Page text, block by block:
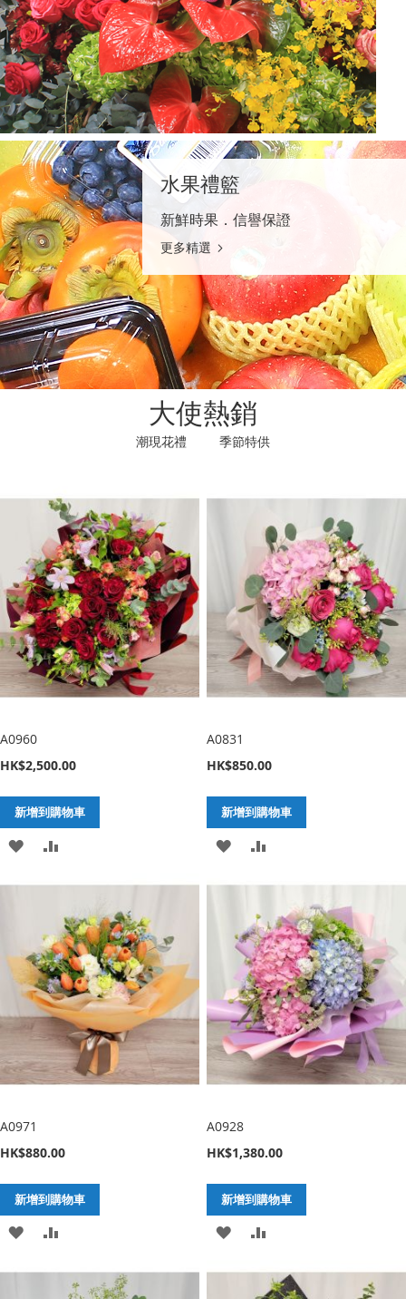
水果禮籃
新鮮時果．信譽保證
更多精選
大使熱銷
潮現花禮 季節特供
A0960
HK$2,500.00
新增到購物車
加
望
清
單
比
較
A0831
HK$850.00
新增到購物車
加
願
清
單
新
比
較
A0971
HK$880.00
新增到購物車
加
至
A0928
HK$1,380.00
新增到購物車
加
新
至